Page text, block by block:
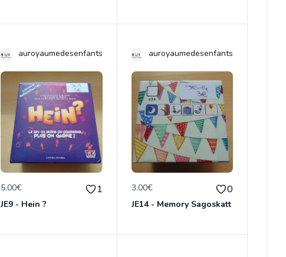
auroyaumedesenfants
5.00€ 1
JE9 - Hein ?
auroyaumedesenfants
3.00€ 0
JE14 - Memory Sagoskatt